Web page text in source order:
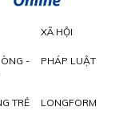
XÃ HỘI
-
PHÁP LUẬT
TRẺ LONGFORM